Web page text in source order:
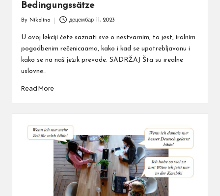
Bedingungssätze
by
By Nikolina децембар 11, 2023
U ovoj lekciji ćete saznati sve o nestvarnim, to jest, iralnim
pogodbenim rečenicaama, kako i kad se upotrebljavanu i
kako se na naš jezik prevode. SADRŽAJ Šta su irealne
uslovne…
Read More